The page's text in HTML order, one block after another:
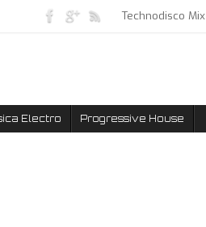
Technodisco Mix
Electro Progressive House